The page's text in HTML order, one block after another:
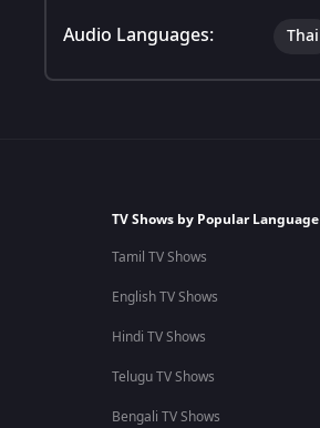
Audio Languages: Thai
TV Shows by Popular Language
Tamil TV Shows
English TV Shows
Hindi TV Shows
Telugu TV Shows
Bengali TV Shows